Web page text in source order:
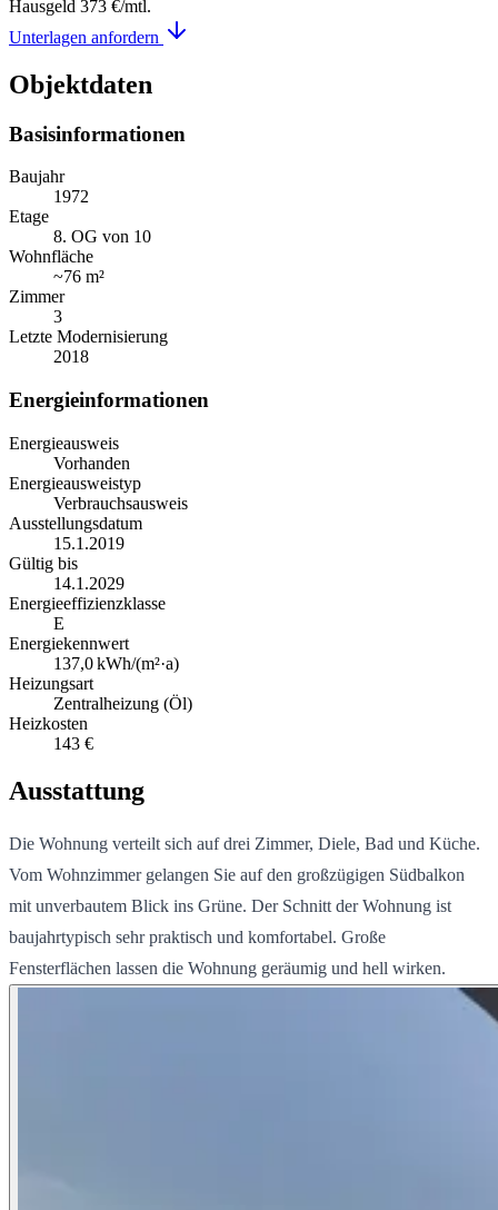
Hausgeld 373 €/mtl.
Unterlagen anfordern
Objektdaten
Basisinformationen
Baujahr
1972
Etage
8. OG von 10
Wohnfläche
~76 m²
Zimmer
3
Letzte Modernisierung
2018
Energieinformationen
Energieausweis
Vorhanden
Energieausweistyp
Verbrauchsausweis
Ausstellungsdatum
15.1.2019
Gültig bis
14.1.2029
Energieeffizienzklasse
E
Energiekennwert
137,0kWh/(m²·a)
Heizungsart
Zentralheizung (Öl)
Heizkosten
143 €
Ausstattung
Die Wohnung verteilt sich auf drei Zimmer, Diele, Bad und Küche.
Vom Wohnzimmer gelangen Sie auf den großzügigen Südbalkon
mit unverbautem Blick ins Grüne. Der Schnitt der Wohnung ist
baujahrtypisch sehr praktisch und komfortabel. Große
Fensterflächen lassen die Wohnung geräumig und hell wirken.